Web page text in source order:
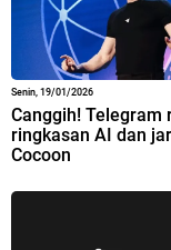
Senin, 19/01/2026
Canggih! Telegram
ringkasan AI dan
Cocoon